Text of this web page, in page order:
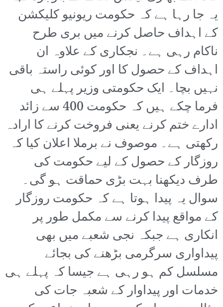
یہ جا رہا ہے کہ حکومت ریونیو کلیکشن
کے اہداف حاصل کرنے میں بری طرح
ناکام رہی ہے۔ نجکاری کے علاوہ ان
اہداف کے حصول کا اور کوئی راستہ باقی
نہیں بچا۔ ایک حکومتی وزیر پہلے ہی
فرما چکے ہیں کہ حکومت 400 سے زائد
ادارے ختم کرنے یعنی فروخت کرنے کا ارادہ
رکھتی ہے۔ موصوف نے برملا اعلان کیا کہ
روزگار کے حصول کے لیے حکومت کی
طرف دیکھنا بہت بڑی حماقت ہو گی۔
سوال یہ پیدا ہوتا ہے کہ حکومت روزگار
کے مواقع پیدا کرنے سے مکمل طور پر
انکاری ہے جبکہ نجی شعبے میں بھی
پیداواری سرگرمی بڑھنے کی بجائے
مسلسل کم ہو رہی ہے جیسا کہ پہلے ہی
خدمات اور پیداوار کے شعبہ جات کی